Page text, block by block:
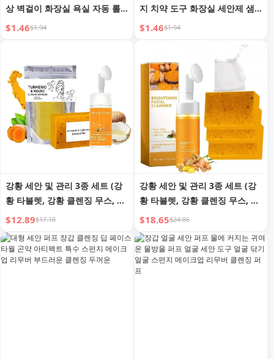
상 벽걸이 화장실 욕실 자동 롤
페이셜 클렌저 치약 클립 편리한
$1.46$1.94
지 치약 도구 화장실 세안제 샘
플 자동 롤 압력 클립
$1.46$1.94
강황 세안 및 관리 3종 세트 (강
황 타블렛, 강황 클렌징 무스, 강
황 비누 얼굴 세안 스킨케어)
$12.89$17.18
강황 세안 및 관리 3종 세트 (강
황 타블렛, 강황 클렌징 무스, 강
황 비누 얼굴 세안 스킨케어)
$18.65$24.86